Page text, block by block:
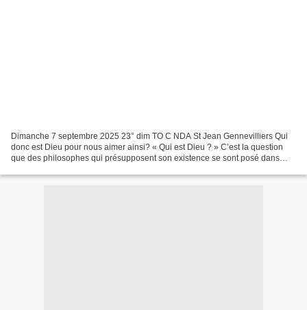
Dimanche 7 septembre 2025 23° dim TO C NDA St Jean Gennevilliers Qui
donc est Dieu pour nous aimer ainsi? « Qui est Dieu ? » C’est la question
que des philosophes qui présupposent son existence se sont posé dans